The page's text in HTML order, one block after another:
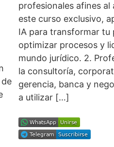
profesionales afines
este curso exclusivo,
IA para transformar tu
optimizar procesos y
mundo jurídico. 2.
la consultoría,
gerencia, banca y
a utilizar […]